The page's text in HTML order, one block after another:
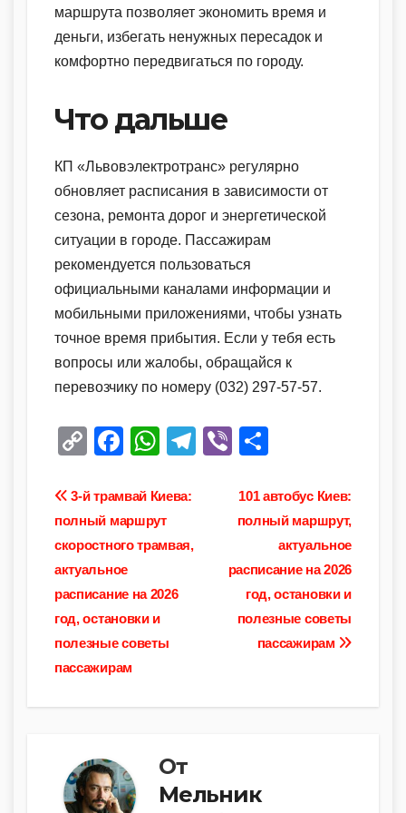
маршрута позволяет экономить время и
деньги, избегать ненужных пересадок и
комфортно передвигаться по городу.
Что дальше
КП «Львовэлектротранс» регулярно
обновляет расписания в зависимости от
сезона, ремонта дорог и энергетической
ситуации в городе. Пассажирам
рекомендуется пользоваться
официальными каналами информации и
мобильными приложениями, чтобы узнать
точное время прибытия. Если у тебя есть
вопросы или жалобы, обращайся к
перевозчику по номеру (032) 297-57-57.
C
p
y
Li
n
k
F
c
e
b
o
o
k
W
at
s
A
p
p
T
Vi
er р
а
в
и
ть
Навигация
по
записям
101 автобус Киев:
полный маршрут,
актуальное
расписание на 2026
год, остановки и
полезные советы
пассажирам
3-й трамвай Киева:
полный маршрут
скоростного трамвая,
актуальное
расписание на 2026
год, остановки и
полезные советы
пассажирам
От
Мельник